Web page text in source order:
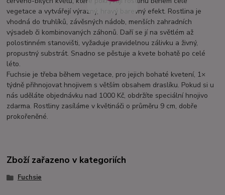
vegetace a vytvářejí výrazný, hravý barevný efekt. Rostlina je
vhodná do truhlíků, závěsných nádob, menších zahradních
výsadeb či kombinovaných záhonů. Daří se jí na světlém až
polostinném stanovišti, vyžaduje pravidelnou zálivku a živný,
propustný substrát. Snadno se pěstuje a kvete bohatě po celé
léto.
Fuchsie je třeba během vegetace, pro jejich bohaté kvetení, 1×
týdně přihnojovat hnojivem s větším obsahem draslíku. Pokud si u
nás uděláte objednávku nad 1000 Kč, obdržíte speciální hnojivo
zdarma. Rostliny zasíláme v květináči o průměru 9 cm, dobře
prokořeněné.
Zboží zařazeno v kategoriích
Fuchsie